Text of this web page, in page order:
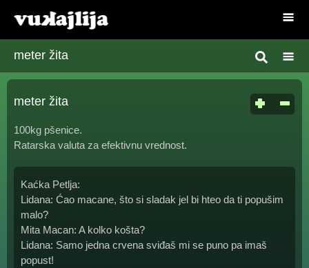
meter žita
meter žita
100kg pšenice.
Ratarska valuta za efektivnu vrednost.
Kaćka Petlja:
Lidana: Ćao macane, što si sladak jel bi hteo da ti popušim
malo?
Mita Macan: A kolko košta?
Lidana: Samo jedna crvena sviđaš mi se puno pa imaš
popust!